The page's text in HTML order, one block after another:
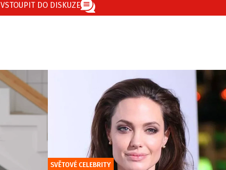
VSTOUPIT DO DISKUZE
SVĚTOVÉ CELEBRITY